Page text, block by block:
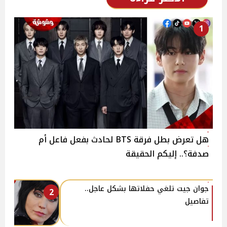
1
هل تعرض بطل فرقة BTS لحادث بفعل فاعل أم
صدفة؟.. إليكم الحقيقة
2
جوان جيت تلغي حفلاتها بشكل عاجل..
تفاصيل